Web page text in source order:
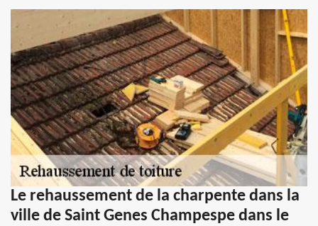
Le rehaussement de la charpente dans la
ville de Saint Genes Champespe dans le